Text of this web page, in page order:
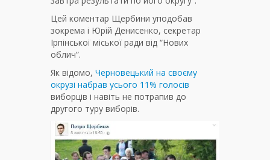
Цей коментар Щербини уподобав
зокрема і Юрій Денисенко, секретар
Ірпінської міської ради від “Нових
облич”.
Як відомо, Черновецький на своєму
окрузі набрав усього 11% голосів
виборців і навіть не потрапив до
другого туру виборів.